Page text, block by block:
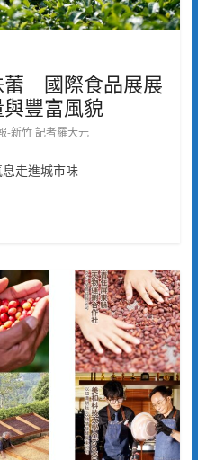
蕾 國際食品展展
豐富風貌
-新竹 記者羅大元
走進城市味